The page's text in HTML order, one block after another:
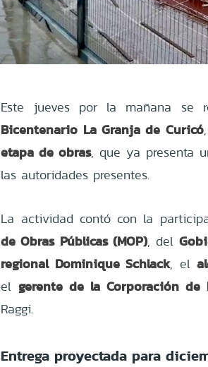
Este jueves por la mañana se
Bicentenario La Granja de Curicó
etapa de obras, que ya presenta
las autoridades presentes.
La actividad contó con la
de Obras Públicas (MOP), del
regional Dominique Schlack, el
elgerente de la Corporación de
Raggi.
Entrega proyectada para